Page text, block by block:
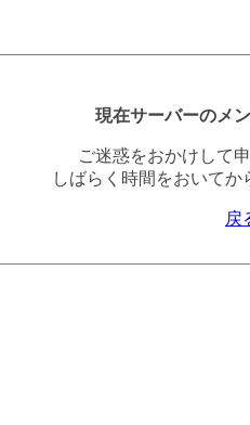
現在サーバーのメ
ご迷惑をおかけして
しばらく時間をおいてか
戻